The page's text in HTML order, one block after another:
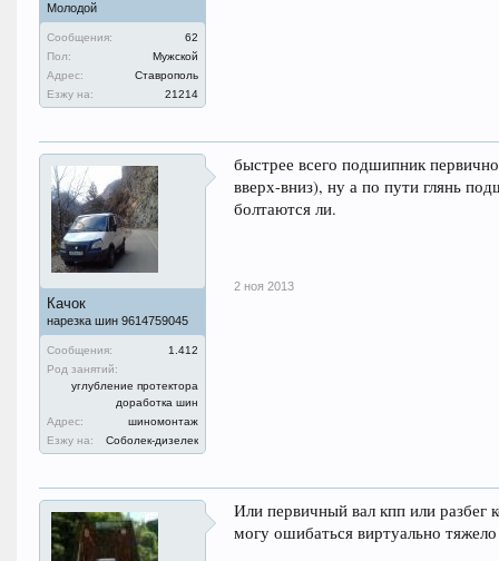
Молодой
Сообщения:
62
Пол:
Мужской
Адрес:
Ставрополь
Езжу на:
21214
Качок
нарезка шин 9614759045
Сообщения:
1.412
Род занятий:
углубление протектора
доработка шин
Адрес:
шиномонтаж
Езжу на:
Соболек-дизелек
быстрее всего подшипник
вверх-вниз), ну а по пути глянь
болтаются ли.
2 ноя 2013
Или первичный вал кпп или разбег
могу ошибаться виртуально